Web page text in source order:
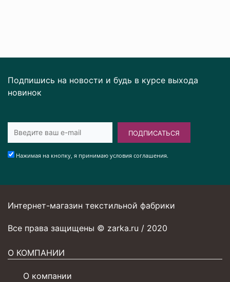
Подпишись на новости и будь в курсе выхода
новинок
ПОДПИСАТЬСЯ
Нажимая на кнопку, я принимаю условия соглашения.
Интернет-магазин текстильной фабрики
Все права защищены © zarka.ru / 2020
О КОМПАНИИ
О компании